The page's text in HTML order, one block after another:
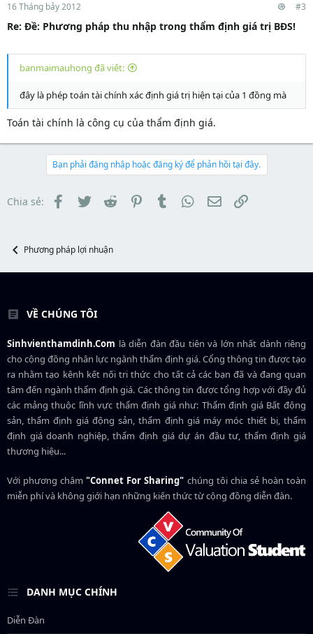
16 Tháng bảy 2012 #3
Re: Ðề: Phương pháp thu nhập trong thẩm định giá trị BĐS!
banmaimauhong đã viết:
đây là phép toán tài chính xác định giá trị hiện tại của 1 đồng mà
Toán tài chính là công cụ của thẩm định giá.
Bạn phải đăng nhập hoặc đăng ký để phản hồi tại đây.
Chia sẻ: Facebook
TwitterReddit PinterestTumblr WhatsApp
EmailLink
Phương pháp lợi nhuận
VỀ CHÚNG TÔI
Sinhvienthamdinh.Com là diễn đàn đầu tiên và lớn nhất dành riêng
cho cộng đồng nhân lực ngànhthẩm định giá. Cổng thông tin được tạo
ra nhằm tạo kênh kết nối tri thức cho tất cả các bạn đã và đang quan
tâm đến ngành thẩm định giá. Các thông tin được tổng hợp với đầy đủ
các mảng thuộc lĩnh vực thẩm định giá như: Thẩm định giá Bất động
sản, thẩm định giá động sản, thẩm định giá máy móc thiết bị, thẩm
định giá doanh nghiệp, thẩm định giá dự án đầu tư, thẩm định giá
thương hiệu...
Với phương châm"Connet For Sharing" chúng tôi chia sẻ hoàn toàn
miễn phí và không giới hạn những kiến thức từ cộng đồng diễn đàn.
DANH MỤC CHÍNH
Diễn Đàn